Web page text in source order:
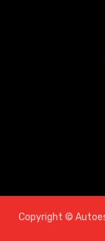
Copyright ©